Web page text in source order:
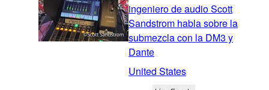
ingeniero de audio Scott
Sandstrom habla sobre la
submezcla con la DM3 y
Dante
United States